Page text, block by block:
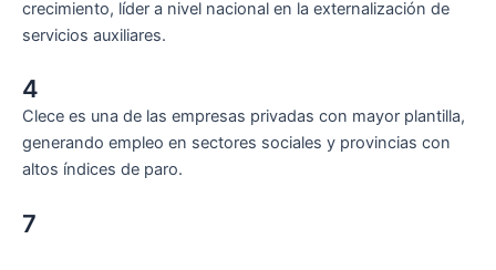
crecimiento, líder a nivel nacional en la externalización de
servicios auxiliares.
4
Clece es una de las empresas privadas con mayor plantilla,
generando empleo en sectores sociales y provincias con
altos índices de paro.
7